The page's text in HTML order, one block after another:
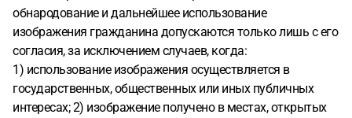
обнародование и дальнейшее использование
изображения гражданина допускаются только лишь с его
согласия, за исключением случаев, когда:
1) использование изображения осуществляется в
государственных, общественных или иных публичных
интересах; 2) изображение получено в местах, открытых